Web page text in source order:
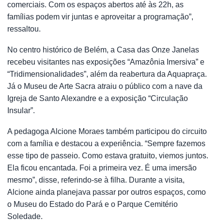
comerciais. Com os espaços abertos até às 22h, as
famílias podem vir juntas e aproveitar a programação”,
ressaltou.
No centro histórico de Belém, a Casa das Onze Janelas
recebeu visitantes nas exposições “Amazônia Imersiva” e
“Tridimensionalidades”, além da reabertura da Aquapraça.
Já o Museu de Arte Sacra atraiu o público com a nave da
Igreja de Santo Alexandre e a exposição “Circulação
Insular”.
A pedagoga Alcione Moraes também participou do circuito
com a família e destacou a experiência. “Sempre fazemos
esse tipo de passeio. Como estava gratuito, viemos juntos.
Ela ficou encantada. Foi a primeira vez. É uma imersão
mesmo”, disse, referindo-se à filha. Durante a visita,
Alcione ainda planejava passar por outros espaços, como
o Museu do Estado do Pará e o Parque Cemitério
Soledade.